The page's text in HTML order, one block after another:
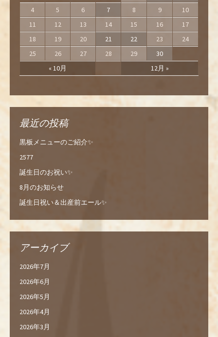
« 10月 12月 »
4
5 6 7 8 9
10
11
12 13 14 15 16
17
18
19 20 21 22 23
24
25
26 27 28 29 30
最近の投稿
黒板メニューのご紹介✨
2577
誕生日のお祝い✨
8月のお知らせ
誕生日祝い＆出産前エール✨
アーカイブ
2026年7月
2026年6月
2026年5月
2026年4月
2026年3月